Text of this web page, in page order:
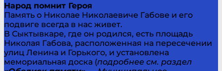
Народ помнит Героя
Память о Николае Николаевиче Габове и его
подвиге всегда в нас живет.
В Сыктывкаре, где он родился, есть площадь
Николая Габова, расположенная на пересечении
улиц Ленина и Горького, и установлена
мемориальная доска (подробнее см. раздел